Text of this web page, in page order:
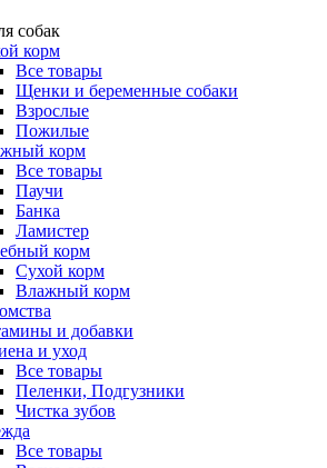
собак
корм
Все товары
Щенки и беременные собаки
Взрослые
Пожилые
корм
Все товары
Паучи
Банка
Ламистер
корм
Сухой корм
Влажный корм
и добавки
и уход
Все товары
Пеленки, Подгузники
Чистка зубов
Все товары